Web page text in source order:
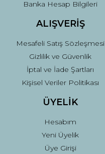
Banka Hesap Bilgileri
ALIŞVERİŞ
Mesafeli Satış Sözleşmesi
Gizlilik ve Güvenlik
İptal ve İade Şartları
Kişisel Veriler Politikası
ÜYELİK
Hesabım
Yeni Üyelik
Üye Girişi